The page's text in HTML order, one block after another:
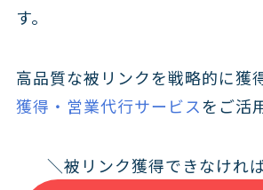
す。
高品質な被リンクを戦略的に獲
獲得・営業代行サービスをご活
＼被リンク獲得できなけれ